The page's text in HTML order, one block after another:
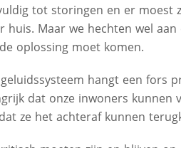
tot storingen en er moest
huis. Maar we hechten wel
oplossing moet komen.
hangt een fors
dat onze inwoners
ze het achteraf kunnen